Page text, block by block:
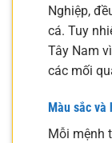
Nghiệp,
cá. Tuy
Tây Nam
các mối
Màu sắc và
Mỗi mệnh